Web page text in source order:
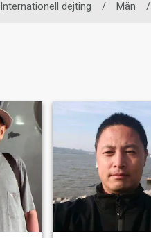
Internationell dejting / Män /